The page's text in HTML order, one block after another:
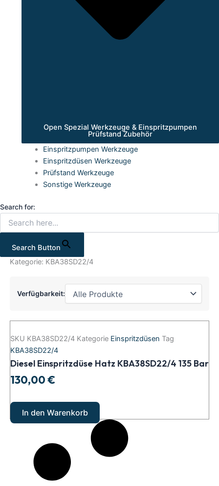
Open Spezial Werkzeuge & Einspritzpumpen
Prüfstand Zubehör
Einspritzpumpen Werkzeuge
Einspritzdüsen Werkzeuge
Prüfstand Werkzeuge
Sonstige Werkzeuge
Search for:
Search Button
Kategorie: KBA38SD22/4
Verfügbarkeit:
SKU KBA38SD22/4 Kategorie Einspritzdüsen Tag
KBA38SD22/4
Diesel Einspritzdüse Hatz KBA38SD22/4 135 Bar
130,00€
Einspritzdüse
KBA38SD22/4
135
Menge
In den Warenkorb